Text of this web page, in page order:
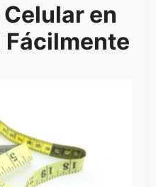
en
Fácilmente